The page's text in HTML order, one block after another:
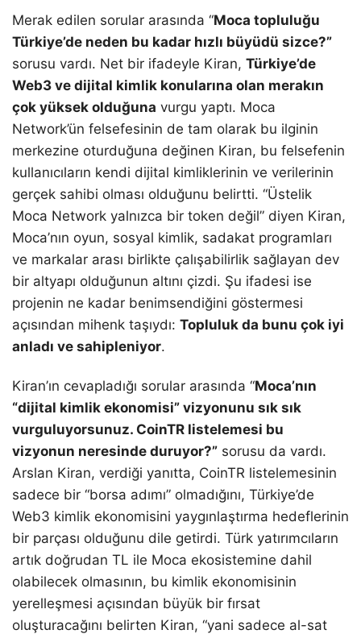
Merak edilen sorular arasında “Moca topluluğu
Türkiye’de neden bu kadar hızlı büyüdü sizce?”
sorusu vardı. Net bir ifadeyle Kiran, Türkiye’de
Web3 ve dijital kimlik konularına olan merakın
çok yüksek olduğuna vurgu yaptı. Moca
Network’ün felsefesinin de tam olarak bu ilginin
merkezine oturduğuna değinen Kiran, bu felsefenin
kullanıcıların kendi dijital kimliklerinin ve verilerinin
gerçek sahibi olması olduğunu belirtti. “Üstelik
Moca Network yalnızca bir token değil” diyen Kiran,
Moca’nın oyun, sosyal kimlik, sadakat programları
ve markalar arası birlikte çalışabilirlik sağlayan dev
bir altyapı olduğunun altını çizdi. Şu ifadesi ise
projenin ne kadar benimsendiğini göstermesi
açısından mihenk taşıydı: Topluluk da bunu çok iyi
anladı ve sahipleniyor.
Kiran’ın cevapladığı sorular arasında “Moca’nın
“dijital kimlik ekonomisi” vizyonunu sık sık
vurguluyorsunuz. CoinTR listelemesi bu
vizyonun neresinde duruyor?” sorusu da vardı.
Arslan Kiran, verdiği yanıtta, CoinTR listelemesinin
sadece bir “borsa adımı” olmadığını, Türkiye’de
Web3 kimlik ekonomisini yaygınlaştırma hedeflerinin
bir parçası olduğunu dile getirdi. Türk yatırımcıların
artık doğrudan TL ile Moca ekosistemine dahil
olabilecek olmasının, bu kimlik ekonomisinin
yerelleşmesi açısından büyük bir fırsat
oluşturacağını belirten Kiran, “yani sadece al-sat